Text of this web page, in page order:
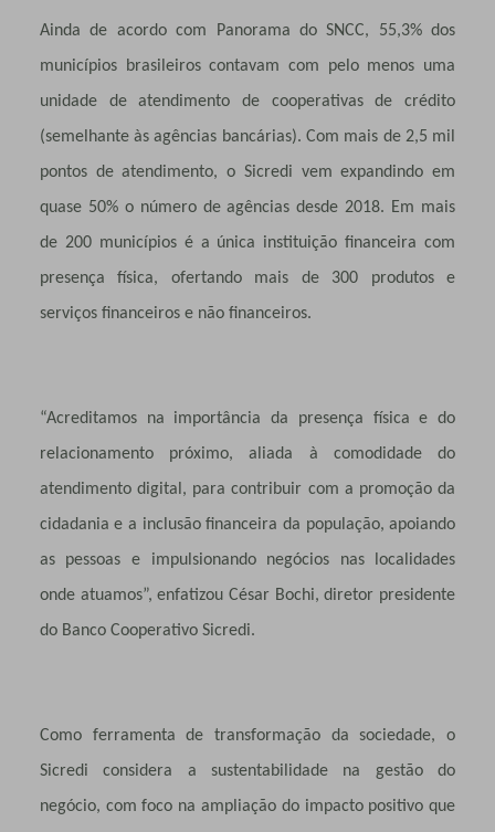
Ainda de acordo com Panorama do SNCC, 55,3% dos
municípios brasileiros contavam com pelo menos uma
unidade de atendimento de cooperativas de crédito
(semelhante às agências bancárias). Com mais de 2,5 mil
pontos de atendimento, o Sicredi vem expandindo em
quase 50% o número de agências desde 2018. Em mais
de 200 municípios é a única instituição financeira com
presença física, ofertando mais de 300 produtos e
serviços financeiros e não financeiros.
“Acreditamos na importância da presença física e do
relacionamento próximo, aliada à comodidade do
atendimento digital, para contribuir com a promoção da
cidadania e a inclusão financeira da população, apoiando
as pessoas e impulsionando negócios nas localidades
onde atuamos”, enfatizou César Bochi, diretor presidente
do Banco Cooperativo Sicredi.
Como ferramenta de transformação da sociedade, o
Sicredi considera a sustentabilidade na gestão do
negócio, com foco na ampliação do impacto positivo que